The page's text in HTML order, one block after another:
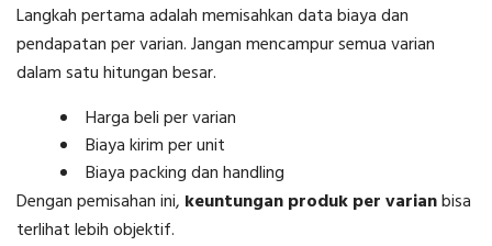
Langkah pertama adalah memisahkan data biaya dan
pendapatan per varian. Jangan mencampur semua varian
dalam satu hitungan besar.
Harga beli per varian
Biaya kirim per unit
Biaya packing dan handling
Dengan pemisahan ini, keuntungan produk per varianbisa
terlihat lebih objektif.